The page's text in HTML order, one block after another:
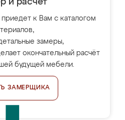
и расчет
к Вам с каталогом
замеры,
окончательный расчёт
будущей мебели.
ЗАМЕРЩИКА